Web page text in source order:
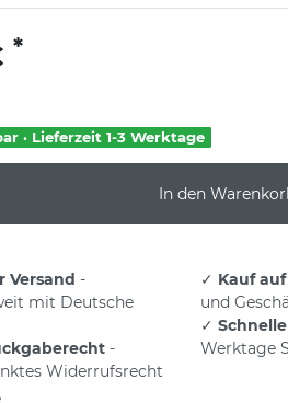
*
· Lieferzeit 1-3 Werktage
In den
Versand -
mit Deutsche
-
Widerrufsrecht
✓ Kauf
und
✓
Werktage